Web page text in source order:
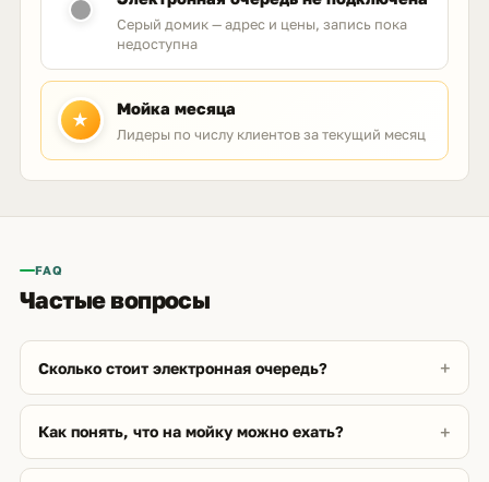
Серый домик — адрес и цены, запись пока
недоступна
★
Мойка месяца
Лидеры по числу клиентов за текущий месяц
FAQ
Частые вопросы
Сколько стоит электронная очередь?
Как понять, что на мойку можно ехать?